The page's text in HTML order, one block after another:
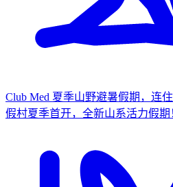
Club Med 夏季山野避暑假期，连
假村夏季首开，全新山系活力假期